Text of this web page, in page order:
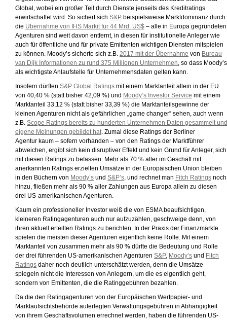
Global, wobei ein großer Teil durch Dienste jenseits des Kreditratings
erwirtschaftet wird. So sichert sich S&P beispielsweise Marktdominanz durch
die Übernahme von IHS Markit für 44 Mrd. US$ – alle in Europa gegründeten
Agenturen sind weit davon entfernt, in diesen für institutionelle Anleger wie
auch für öffentliche und für private Emittenten wichtigen Diensten mitspielen
zu können. Moody’s sicherte sich z.B. 2017 mit der Übernahme von Bureau
van Dijk Informationen zu rund 375 Millionen Unternehmen , so dass Moody’s
als wichtigste Anlaufstelle für Unternehmensdaten gelten kann.
Insofern dürften S&P Global Ratings mit einem Marktanteil allein in der EU
von 40,40 % (statt bisher 42,09 %) und Moody’s Investor Service mit einem
Marktanteil 33,12 % (statt bisher 33,39 %) die Marktanteilsgewinne der
kleinen Agenturen nicht als gefährlichen „game changer“ sehen, auch wenn
z.B. Scope Ratings bereits zu hunderten Unternehmen Daten gesammelt und
eigene Meinungen gebildet hat . Zumal diese Ratings der Berliner
Agentur kaum – sofern vorhanden – von den Ratings der Marktführer
abweichen, ergibt sich kein disruptiver Effekt und kein Grund für Anleger, sich
mit diesen Ratings zu befassen. Mehr als 70 % aller im Geschäft mit
anerkannten Ratings erzielten Umsätze in der Europäischen Union bleiben
in den Büchern von Moody’s und S&P’s , und rechnet man Fitch Ratings noch
hinzu, fließen mehr als 90 % aller Zahlungen aus Europa allein zu diesen
drei US-amerikanischen Agenturen.
Kaum ein professioneller Investor weiß die von ESMA beaufsichtigen,
kleineren Ratingagenturen auch nur aufzuzählen, geschweige denn, von
ihren aktuell erteilten Ratings zu berichten. In der Praxis der Finanzmärkte
spielen die meisten dieser Agenturen eigentlich keine Rolle. Mit einem
Marktanteil von zusammen mehr als 90 % dürfte die Bedeutung und Rolle
der drei führenden US-amerikanischen Agenturen S&P, Moody’s und Fitch
Ratings daher noch deutlich unterschätzt werden, denn die Umsätze
spiegeln nicht die Interessen von Anlegern, um die es eigentlich geht,
sondern von Emittenten, die die Ratinggebühren bezahlen.
Da die den Ratingagenturen von der Europäischen Wertpapier- und
Marktaufsichtsbehörde auferlegten Verwaltungsgebühren in Abhängigkeit
von ihrem Geschäftsvolumen errechnet werden, haben die führenden US-